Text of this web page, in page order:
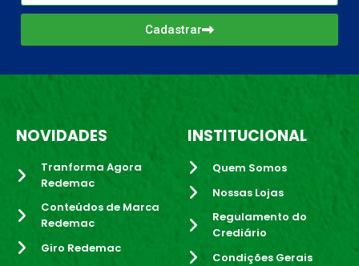
Cadastrar
NOVIDADES
Tranforma Agora
Redemac
Conteúdos de Marca
Redemac
Giro Redemac
INSTITUCIONAL
Quem Somos
Nossas Lojas
Regulamento do
Crediário
Condições Gerais